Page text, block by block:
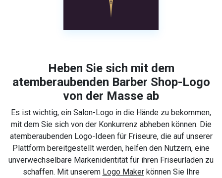
Heben Sie sich mit dem
atemberaubenden Barber Shop-Logo
von der Masse ab
Es ist wichtig, ein Salon-Logo in die Hände zu bekommen,
mit dem Sie sich von der Konkurrenz abheben können. Die
atemberaubenden Logo-Ideen für Friseure, die auf unserer
Plattform bereitgestellt werden, helfen den Nutzern, eine
unverwechselbare Markenidentität für ihren Friseurladen zu
schaffen. Mit unserem Logo Makerkönnen Sie Ihre